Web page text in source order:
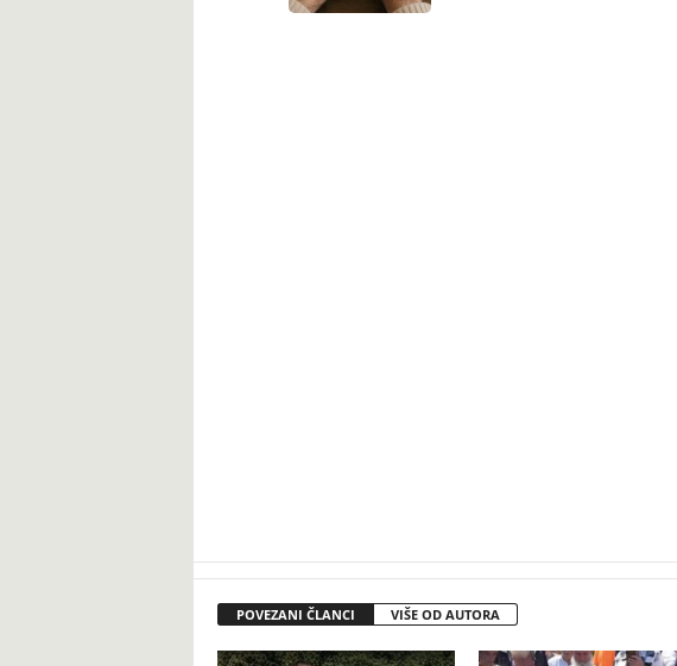
POVEZANI ČLANCI VIŠE OD AUTORA